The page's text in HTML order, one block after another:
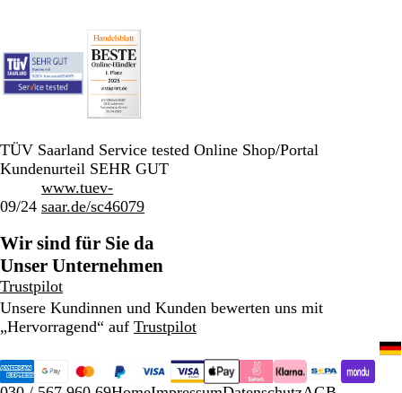
TÜV Saarland Service tested Online Shop/Portal
Kundenurteil SEHR GUT
09/24
www.tuev-
saar.de/sc46079
Wir sind für Sie da
Unser Unternehmen
Trustpilot
Unsere Kundinnen und Kunden bewerten uns mit
„Hervorragend“ auf Trustpilot